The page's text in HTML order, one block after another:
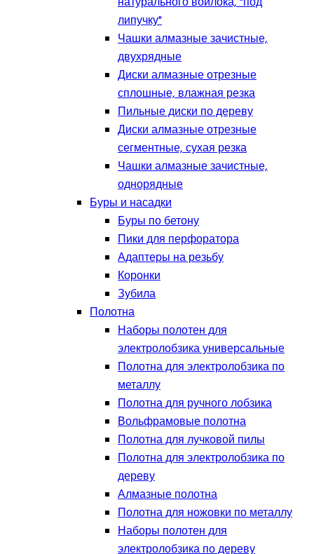
липучку"
Чашки алмазные зачистные,
двухрядные
Диски алмазные отрезные
сплошные, влажная резка
Пильные диски по дереву
Диски алмазные отрезные
сегментные, сухая резка
Чашки алмазные зачистные,
однорядные
Буры и насадки
Буры по бетону
Пики для перфоратора
Адаптеры на резьбу
Коронки
Зубила
Полотна
Наборы полотен для
электролобзика универсальные
Полотна для электролобзика по
металлу
Полотна для ручного лобзика
Вольфрамовые полотна
Полотна для лучковой пилы
Полотна для электролобзика по
дереву
Алмазные полотна
Полотна для ножовки по металлу
Наборы полотен для
электролобзика по дереву